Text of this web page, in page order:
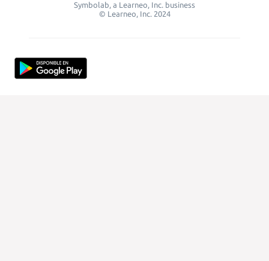
Symbolab, a Learneo, Inc. business
© Learneo, Inc. 2024